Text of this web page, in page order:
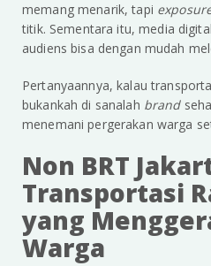
memang menarik, tapi
titik. Sementara itu, media
audiens bisa dengan mudah
Pertanyaannya, kalau
bukankah di sanalah brand
menemani pergerakan warga
Non BRT
Transportasi
yang
Warga